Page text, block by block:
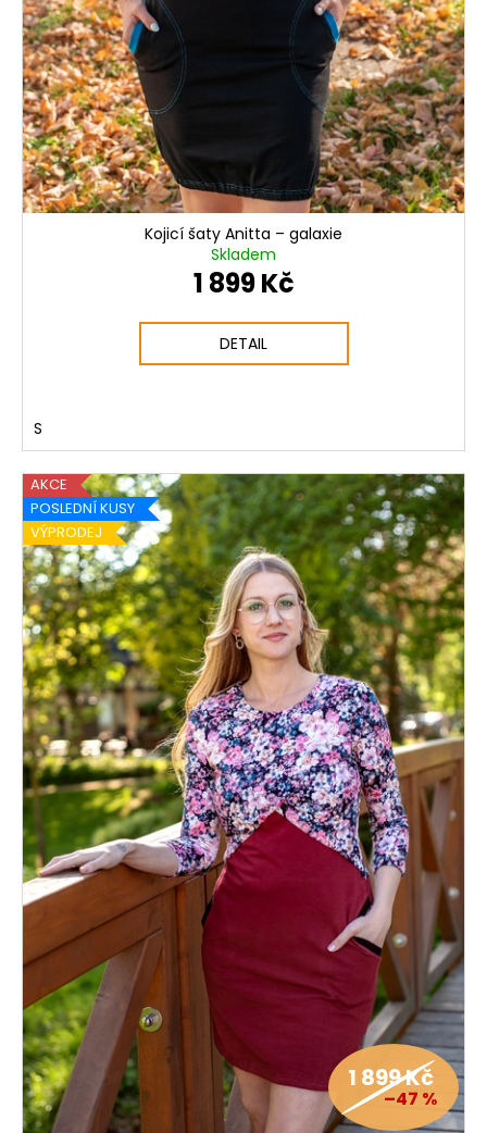
Kojicí šaty Anitta – galaxie
Skladem
1 899 Kč
DETAIL
S
AKCE
POSLEDNÍ KUSY
VÝPRODEJ
1 899 Kč
–47 %